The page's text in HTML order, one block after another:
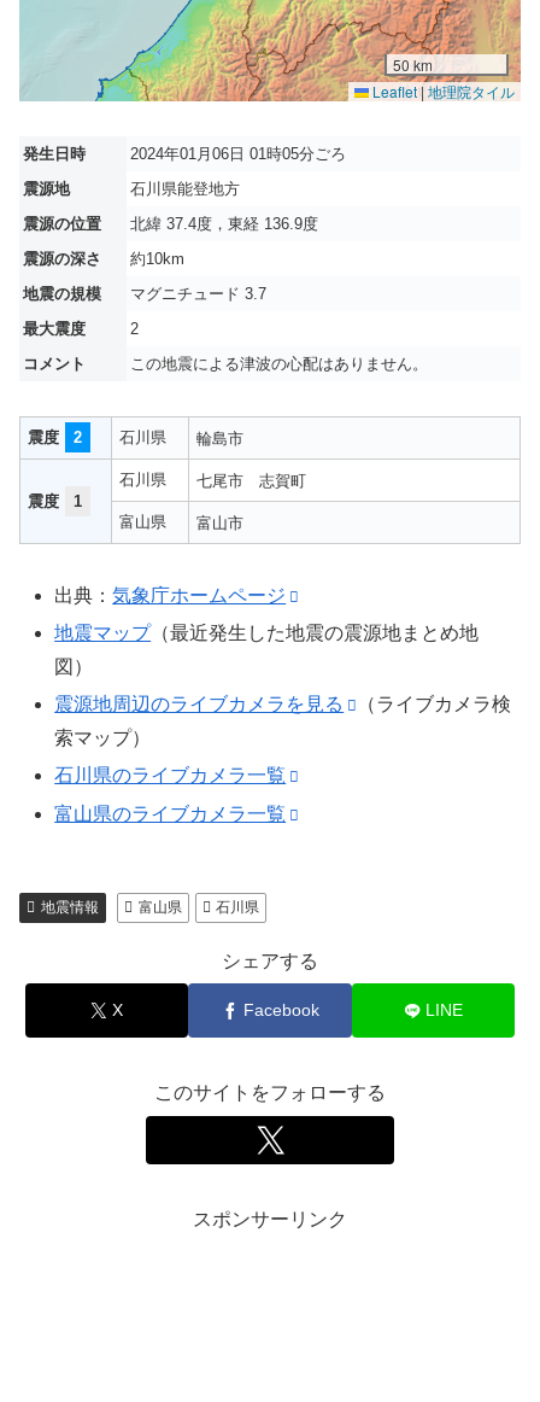
50 km
Leaflet|地理院タイル
発生日時
2024年01月06日 01時05分ごろ
震源地
石川県能登地方
震源の位置
北緯 37.4度，東経 136.9度
震源の深さ
約10km
地震の規模
マグニチュード 3.7
最大震度
2
コメント
この地震による津波の心配はありません。
震度 2 石川県 輪島市
震度 1
石川県 七尾市 志賀町
富山県 富山市
出典：気象庁ホームページ
地震マップ（最近発生した地震の震源地まとめ地
図）
震源地周辺のライブカメラを見る
（ライブカメラ検
索マップ）
石川県のライブカメラ一覧
富山県のライブカメラ一覧
地震情報 富山県 石川県
シェアする
X Facebook LINE
このサイトをフォローする
スポンサーリンク